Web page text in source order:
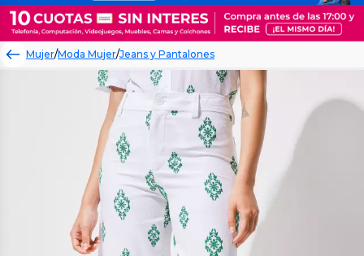
Mujer/Moda Mujer/Jeans y Pantalones